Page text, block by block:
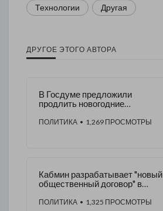
Технологии Другая
ДРУГОЕ ЭТОГО АВТОРА
В Госдуме предложили
продлить новогодние
пенсионеров
ПОЛИТИКА • 1,269 ПРОСМОТРЫ
Кабмин разрабатывает "новый
общественный договор" в
ПОЛИТИКА • 1,325 ПРОСМОТРЫ